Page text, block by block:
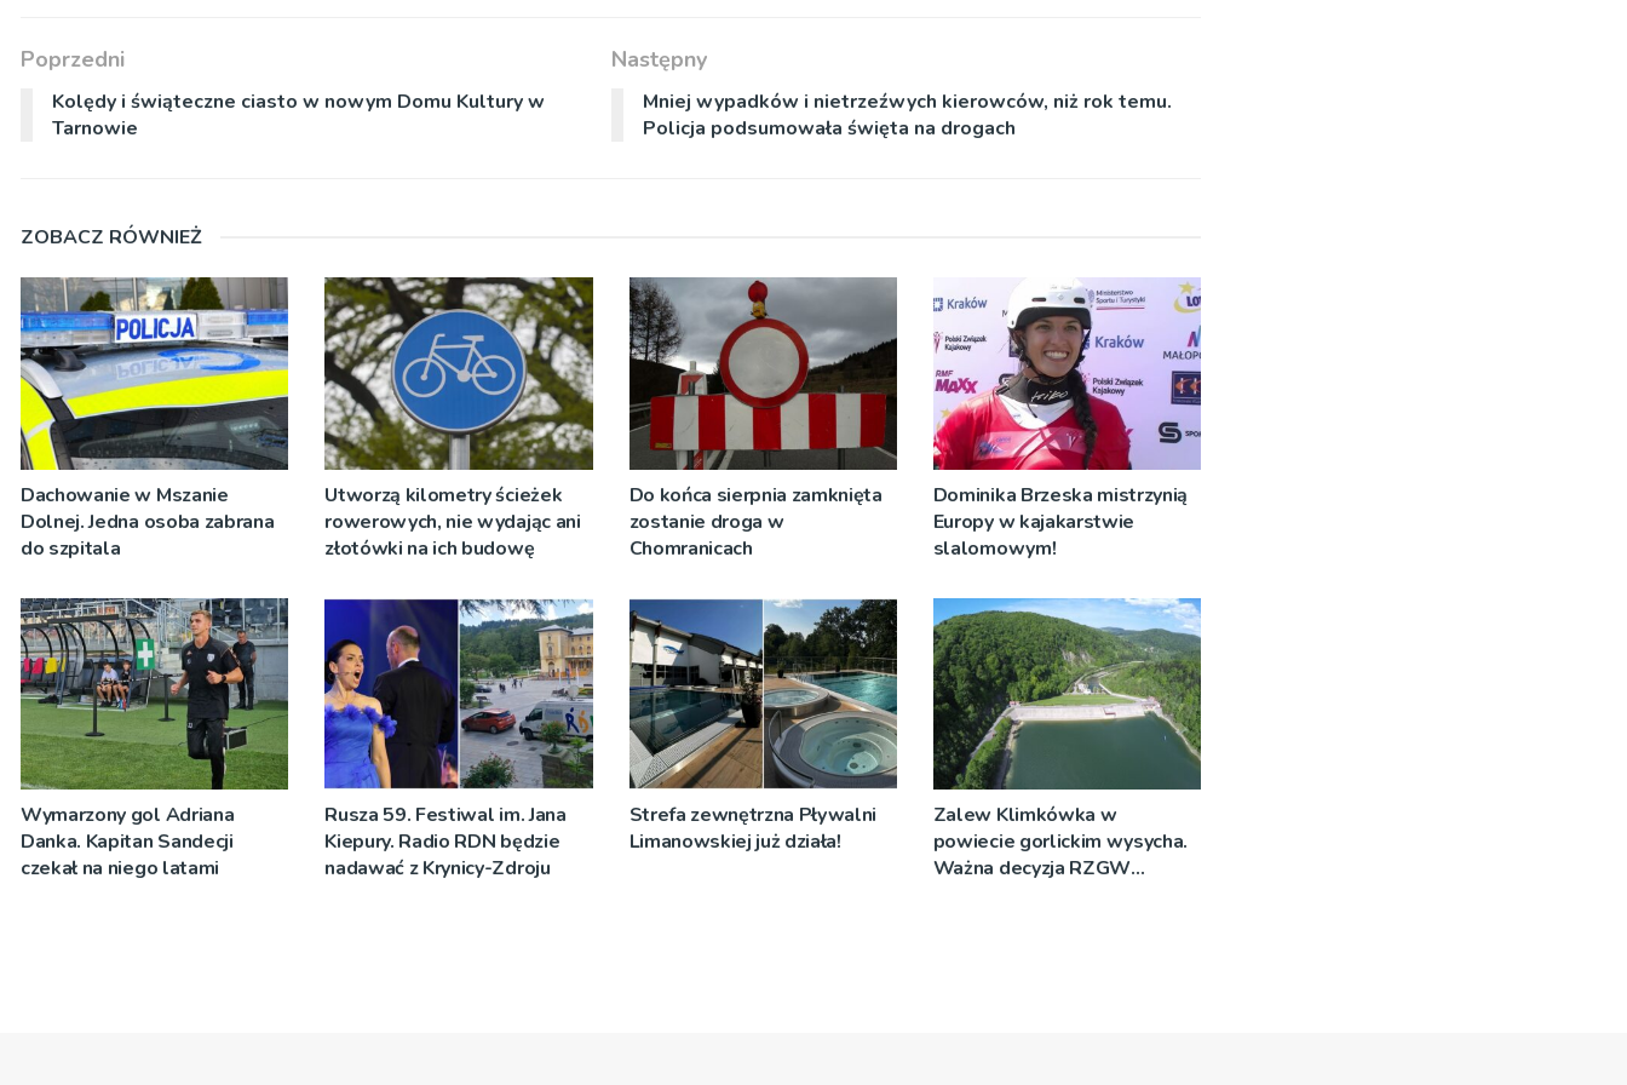
Poprzedni
Kolędy i świąteczne ciasto w nowym Domu Kultury w
Tarnowie
Następny
Mniej wypadków i nietrzeźwych kierowców, niż rok temu.
Policja podsumowała święta na drogach
ZOBACZ RÓWNIEŻ
Dachowanie w Mszanie
Dolnej. Jedna osoba zabrana
do szpitala
Utworzą kilometry ścieżek
rowerowych, nie wydając ani
złotówki na ich budowę
Do końca sierpnia zamknięta
zostanie droga w
Chomranicach
Dominika Brzeska mistrzynią
Europy w kajakarstwie
slalomowym!
Wymarzony gol Adriana
Danka. Kapitan Sandecji
czekał na niego latami
Rusza 59. Festiwal im. Jana
Kiepury. Radio RDN będzie
nadawać z Krynicy-Zdroju
Strefa zewnętrzna Pływalni
Limanowskiej już działa!
Zalew Klimkówka w
powiecie gorlickim wysycha.
Ważna decyzja RZGW